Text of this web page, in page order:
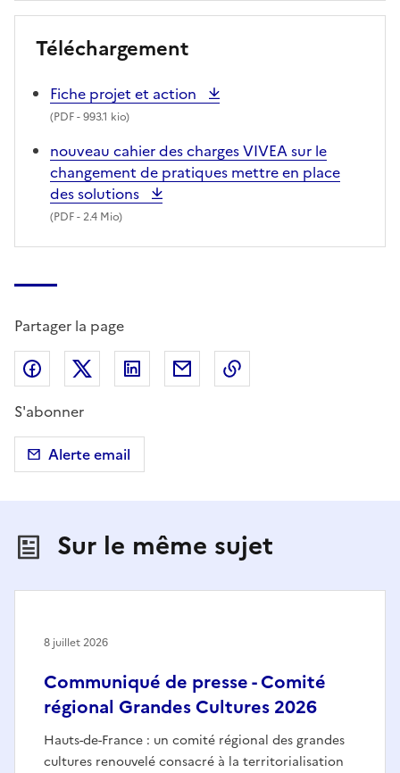
Téléchargement
Fiche projet et action
(PDF- 993.1 kio)
nouveau cahier des charges VIVEA sur le
changement de pratiques mettre en place
des solutions
(PDF- 2.4 Mio)
Partager la page
Partager sur Facebook
Partager sur X (anciennement Twitter)
Partager sur LinkedIn
Partager par email
S'abonner
Alerte email
Sur le même sujet
Communiqué de presse - Comité
régional Grandes Cultures 2026
Hauts-de-France : un comité régional des grandes
cultures renouvelé consacré à la territorialisation
8 juillet 2026